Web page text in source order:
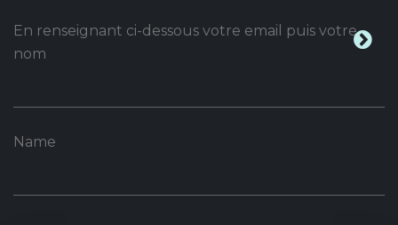
En renseignant ci-dessous votre email puis votre
nom
Name